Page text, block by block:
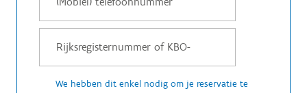
We hebben dit enkel nodig om je reservatie te